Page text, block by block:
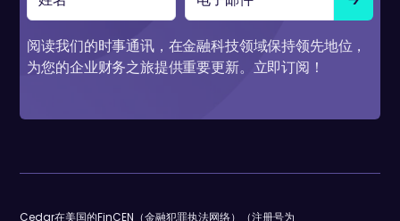
阅读我们的时事通讯，在金融科技领域保持领先地位，
为您的企业财务之旅提供重要更新。立即订阅！
Cedar在美国的FinCEN（金融犯罪执法网络）（注册号为